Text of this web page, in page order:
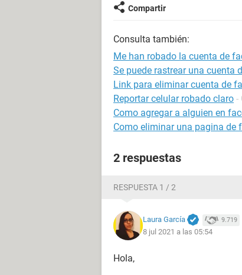
Compartir
Consulta también:
Me han robado la cuenta de
Se puede rastrear una cuenta
Link para eliminar cuenta de
Reportar celular robado claro -
Como agregar a alguien en
Como eliminar una pagina de
2 respuestas
RESPUESTA 1 / 2
Laura García 9.719
8 jul 2021 a las 05:54
Hola,